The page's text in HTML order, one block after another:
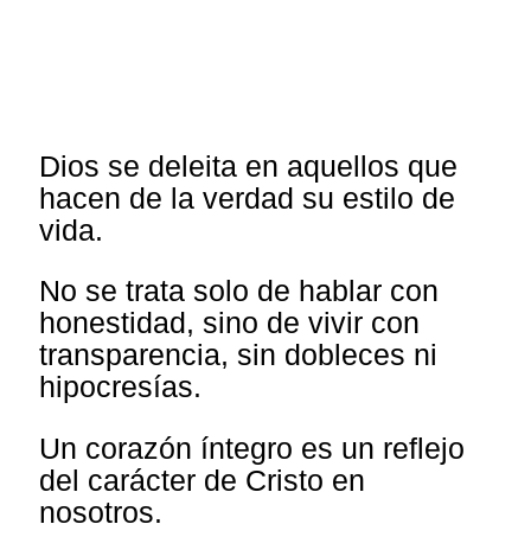
Dios se deleita en aquellos que
hacen de la verdad su estilo de
vida.
No se trata solo de hablar con
honestidad, sino de vivir con
transparencia, sin dobleces ni
hipocresías.
Un corazón íntegro es un reflejo
del carácter de Cristo en
nosotros.